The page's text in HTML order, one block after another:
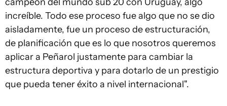
increíble. Todo ese proceso fue algo que no se dio
aisladamente, fue un proceso de estructuración,
de planificación que es lo que nosotros queremos
aplicar a Peñarol justamente para cambiar la
estructura deportiva y para dotarlo de un prestigio
que pueda tener éxito a nivel internacional".